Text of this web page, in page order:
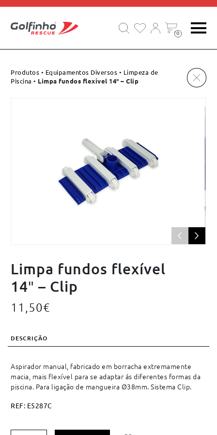
0
Produtos • Equipamentos Diversos • Limpeza de
Piscina • Limpa fundos flexível 14″ – Clip
Limpa fundos flexível
14″ – Clip
11,50€
DESCRIÇÃO
Aspirador manual, fabricado em borracha extremamente
macia, mais flexível para se adaptar ás diferentes formas da
piscina. Para ligação de mangueira Ø38mm. Sistema Clip.
REF: E5287C